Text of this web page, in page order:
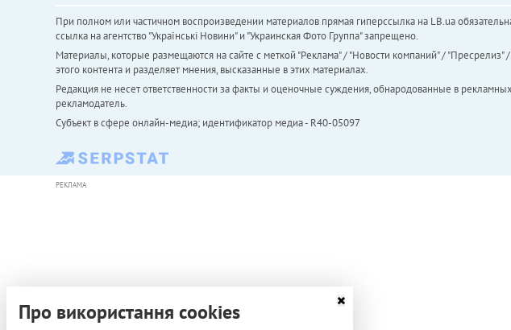
При полном или частичном воспроизведении материалов прямая гиперссылка на LB.ua
ссылка на агентство "Українськi Новини" и "Украинская Фото Группа" запрещено.
Материалы, которые размещаются на сайте с меткой "Реклама" / "Новости компаний" / "Пресрелиз"
этого контента и разделяет мнения, высказанные в этих материалах.
Редакция не несет ответственности за факты и оценочные суждения, обнародованные в
рекламодатель.
Субъект в сфере онлайн-медиа; идентификатор медиа - R40-05097
РЕКЛАМА
Про використання cookies